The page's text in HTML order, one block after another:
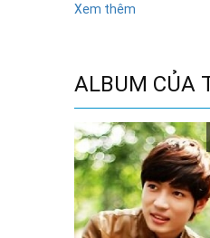
Ở nơi ấy em hãy mãi
Xem thêm
ALBUM CỦA